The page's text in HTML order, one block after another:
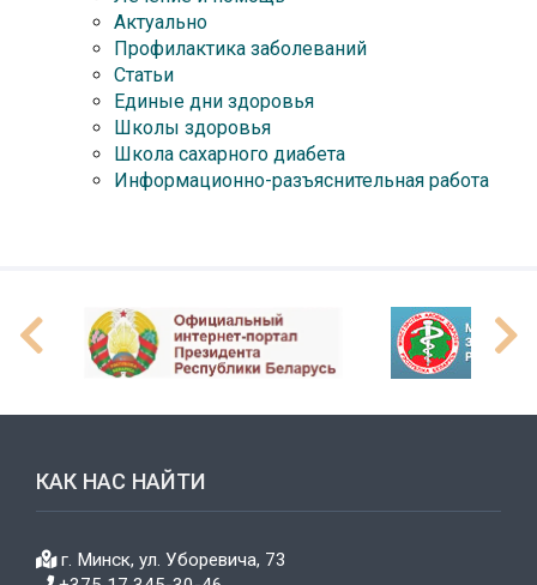
Актуально
Профилактика заболеваний
Статьи
Единые дни здоровья
Школы здоровья
Школа сахарного диабета
Информационно-разъяснительная работа
КАК НАС НАЙТИ
г. Минск, ул. Уборевича, 73